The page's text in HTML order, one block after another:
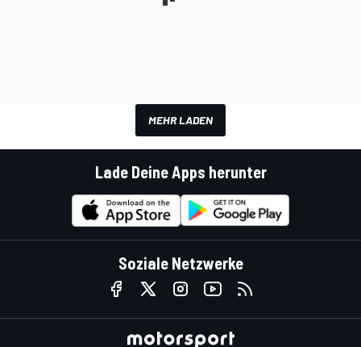
MEHR LADEN
Lade Deine Apps herunter
Soziale Netzwerke